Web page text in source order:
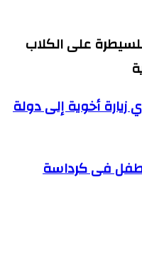
على الكلاب
زيارة أخوية إلى دولة
فى كرداسة